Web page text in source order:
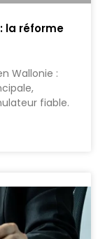
la réforme
Wallonie :
fiable.